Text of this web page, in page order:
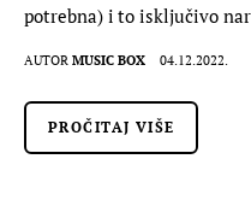
potrebna) i to isključivo
AUTOR MUSIC BOX 04.12.2022.
PROČITAJ VIŠE